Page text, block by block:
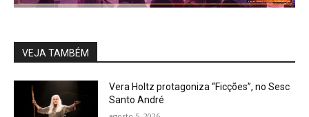
VEJA TAMBÉM
Vera Holtz protagoniza “Ficções”, no Sesc
Santo André